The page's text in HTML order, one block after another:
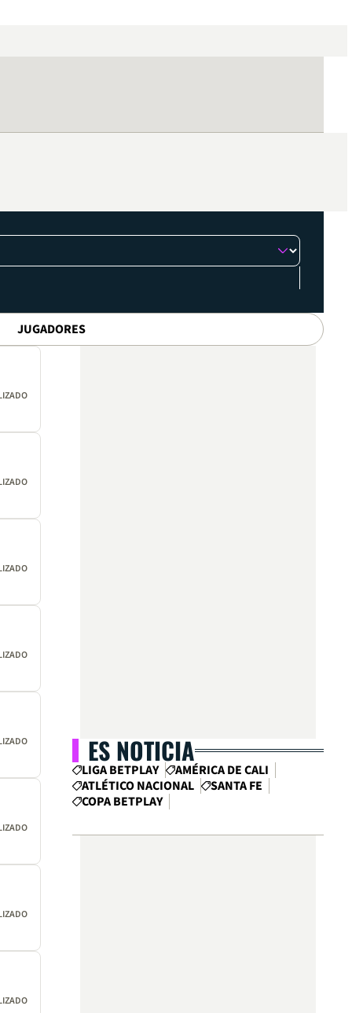
JUGADORES
ES NOTICIA
LIGA BETPLAY
AMÉRICA DE CALI
ATLÉTICO NACIONAL
SANTA FE
COPA BETPLAY